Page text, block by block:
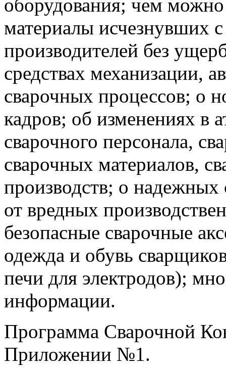
оборудования; чем
материалы исчезнувших
производителей без
средствах механизации,
сварочных процессов; о
кадров; об изменениях в
сварочного персонала,
сварочных материалов,
производств; о надежных
от вредных
безопасные сварочные
одежда и обувь
печи для электродов);
информации.
Программа Сварочной
Приложении №1.